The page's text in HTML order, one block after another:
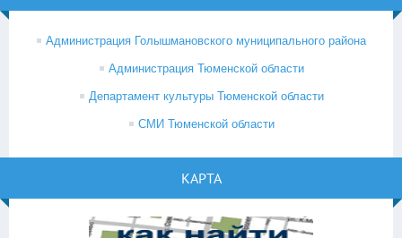
Администрация Голышмановского муниципального района
Администрация Тюменской области
Департамент культуры Тюменской области
СМИ Тюменской области
КАРТА